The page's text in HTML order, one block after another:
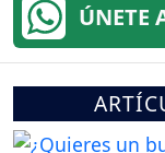
ÚNETE